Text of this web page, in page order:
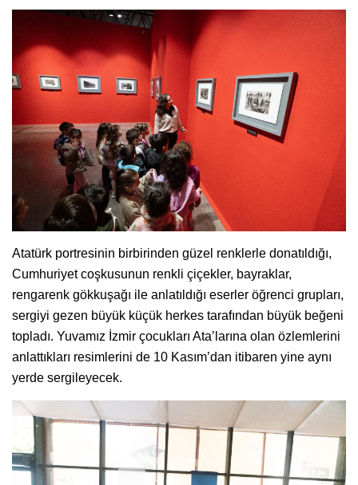
Atatürk portresinin birbirinden güzel renklerle donatıldığı,
Cumhuriyet coşkusunun renkli çiçekler, bayraklar,
rengarenk gökkuşağı ile anlatıldığı eserler öğrenci grupları,
sergiyi gezen büyük küçük herkes tarafından büyük beğeni
topladı. Yuvamız İzmir çocukları Ata’larına olan özlemlerini
anlattıkları resimlerini de 10 Kasım’dan itibaren yine aynı
yerde sergileyecek.